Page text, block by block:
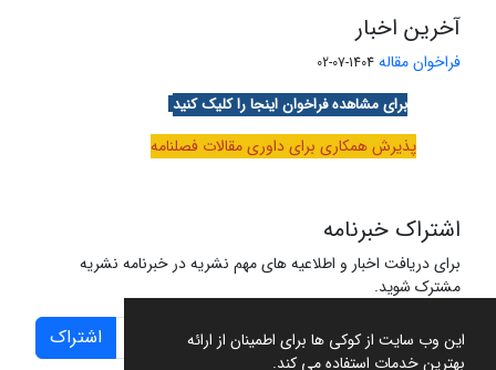
این وب سایت از کوکی ها برای اطمینان از ارائه
بهترین خدمات استفاده می کند.
آخرین اخبار
فراخوان مقاله 1404-07-02
برای مشاهده فراخوان اینجا را کلیک کنید
پذیرش همکاری برای داوری مقالات فصلنامه
اشتراک خبرنامه
برای دریافت اخبار و اطلاعیه های مهم نشریه در خبرنامه نشریه
مشترک شوید.
اشتراک